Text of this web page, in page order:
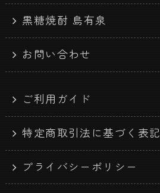
黒糖焼酎 島有泉
お問い合わせ
ご利用ガイド
特定商取引法に基づく表記
プライバシーポリシー